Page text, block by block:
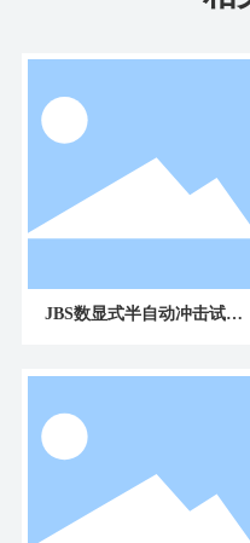
JBS数显式半自动冲击试验